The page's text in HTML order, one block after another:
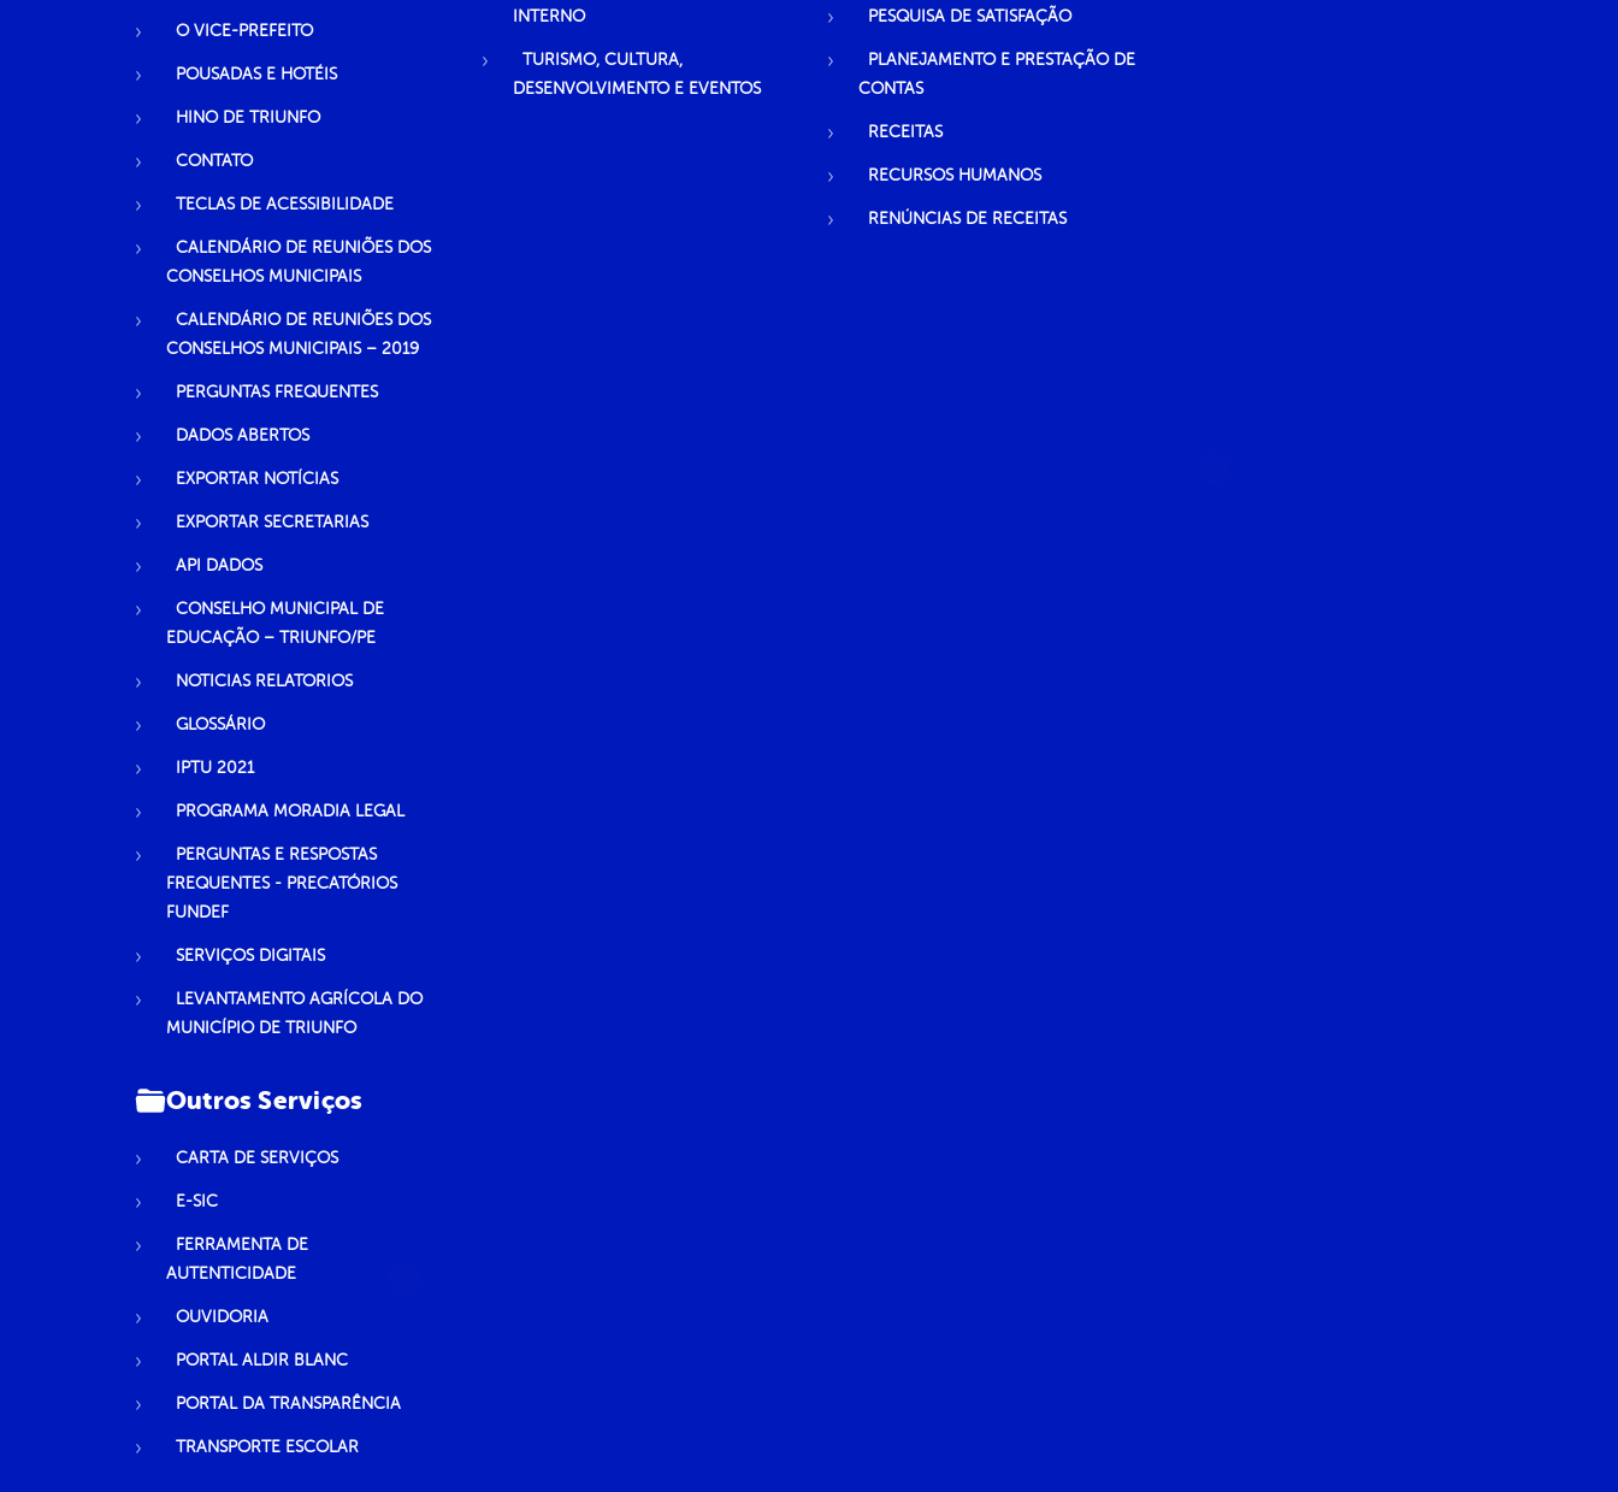
O VICE-PREFEITO
POUSADAS E HOTÉIS
HINO DE TRIUNFO
CONTATO
TECLAS DE ACESSIBILIDADE
CALENDÁRIO DE REUNIÕES DOS
CONSELHOS MUNICIPAIS
CALENDÁRIO DE REUNIÕES DOS
CONSELHOS MUNICIPAIS – 2019
PERGUNTAS FREQUENTES
DADOS ABERTOS
EXPORTAR NOTÍCIAS
EXPORTAR SECRETARIAS
API DADOS
CONSELHO MUNICIPAL DE
EDUCAÇÃO – TRIUNFO/PE
NOTICIAS RELATORIOS
GLOSSÁRIO
IPTU 2021
PROGRAMA MORADIA LEGAL
PERGUNTAS E RESPOSTAS
FREQUENTES - PRECATÓRIOS
FUNDEF
SERVIÇOS DIGITAIS
LEVANTAMENTO AGRÍCOLA DO
MUNICÍPIO DE TRIUNFO
INTERNO
TURISMO, CULTURA,
DESENVOLVIMENTO E EVENTOS
PESQUISA DE SATISFAÇÃO
PLANEJAMENTO E PRESTAÇÃO DE
CONTAS
RECEITAS
RECURSOS HUMANOS
RENÚNCIAS DE RECEITAS
Outros Serviços
CARTA DE SERVIÇOS
E-SIC
FERRAMENTA DE
AUTENTICIDADE
OUVIDORIA
PORTAL ALDIR BLANC
PORTAL DA TRANSPARÊNCIA
TRANSPORTE ESCOLAR